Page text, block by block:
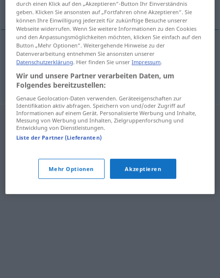
legalisieren, beglaubigen
legalisieren legalizovat
beglaubigen legalizovat
durch einen Klick auf den „Akzeptieren“-Button Ihr Einverständnis
geben. Klicken Sie ansonsten auf „Fortfahren ohne Akzeptieren“. Sie
können Ihre Einwilligung jederzeit für zukünftige Besuche unserer
Webseite widerrufen. Wenn Sie weitere Informationen zu den Cookies
und den Anpassungsmöglichkeiten möchten, klicken Sie einfach auf den
Button „Mehr Optionen“. Weitergehende Hinweise zu der
Datenverarbeitung entnehmen Sie ansonsten unserer
Datenschutzerklärung. Hier finden Sie unserImpressum.
Wir und unsere Partner verarbeiten Daten, um
Folgendes bereitzustellen:
Genaue Geolocation-Daten verwenden. Geräteeigenschaften zur
Identifikation aktiv abfragen. Speichern von und/oder Zugriff auf
Informationen auf einem Gerät. Personalisierte Werbung und Inhalte,
Messung von Werbung und Inhalten, Zielgruppenforschung und
Entwicklung von Dienstleistungen.
Liste der Partner (Lieferanten)
Mehr Optionen Akzeptieren